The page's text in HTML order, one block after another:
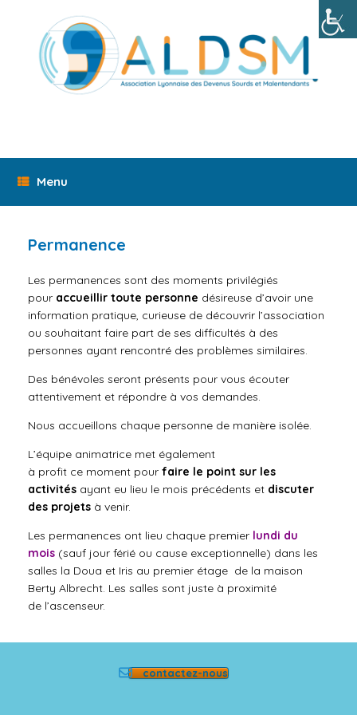
Menu
Permanence
Les permanences sont des moments privilégiés
pour accueillir toute personne désireuse d’avoir une
information pratique, curieuse de découvrir l’association
ou souhaitant faire part de ses difficultés à des
personnes ayant rencontré des problèmes similaires.
Des bénévoles seront présents pour vous écouter
attentivement et répondre à vos demandes.
Nous accueillons chaque personne de manière isolée.
L’équipe animatrice met également
à profit ce moment pour faire le point sur les
activités ayant eu lieu le mois précédents et discuter
des projets à venir.
Les permanences ont lieu chaque premier lundi du
mois (sauf jour férié ou cause exceptionnelle) dans les
salles la Doua et Iris au premier étage de la maison
Berty Albrecht. Les salles sont juste à proximité
de l’ascenseur.
contactez-nous